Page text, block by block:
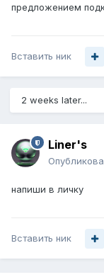
предложением
Вставить ник
2 weeks later...
Liner's
напиши в личку
Вставить ник